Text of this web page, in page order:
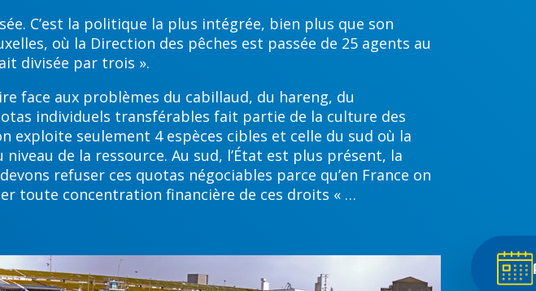
C’est la politique la plus intégrée, bien plus que son
où la Direction des pêches est passée de 25 agents au
divisée par trois ».
face aux problèmes du cabillaud, du hareng, du
individuels transférables fait partie de la culture des
exploite seulement 4 espèces cibles et celle du sud où la
de la ressource. Au sud, l’État est plus présent, la
refuser ces quotas négociables parce qu’en France on
toute concentration financière de ces droits « …